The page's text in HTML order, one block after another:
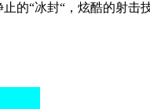
的“冰封“，炫酷的射